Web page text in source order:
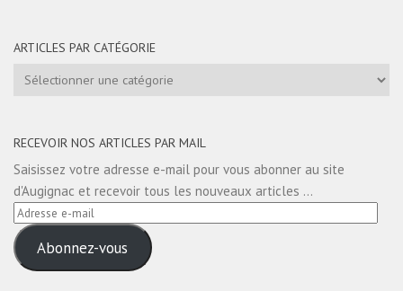
ARTICLES PAR CATÉGORIE
Articles
RECEVOIR NOS ARTICLES PAR MAIL
Saisissez votre adresse e-mail pour vous abonner au site
d'Augignac et recevoir tous les nouveaux articles ...
Adresse
e-
mail Abonnez-vous